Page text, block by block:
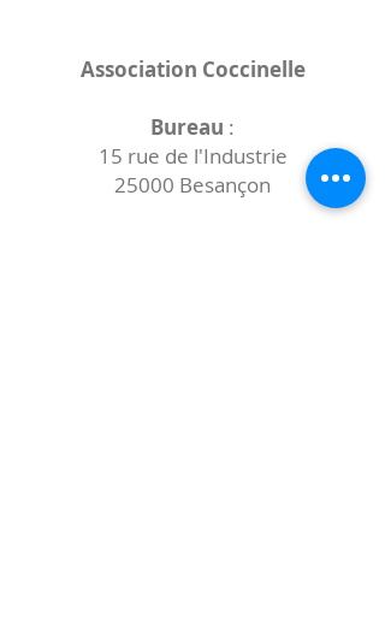
Association Coccinelle
Bureau :
15 rue de l'Industrie
25000 Besançon